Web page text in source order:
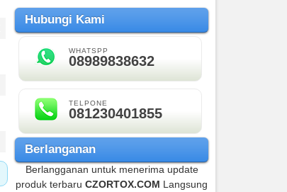
Rp 3.650.000
BEST SELLER
Hubungi Kami
WHATSPP
08989838632
TELPONE
081230401855
Berlanganan
Berlangganan untuk menerima update
produk terbaruCZORTOX.COM Langsung